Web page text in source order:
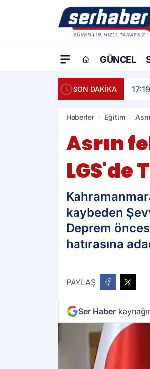
GÜNCEL
SON DAKİKA 17:19
Haberler Eğitim
Asrın
LGS'de
kaybeden
Deprem
hatırasına
PAYLAŞ
Ser Haber